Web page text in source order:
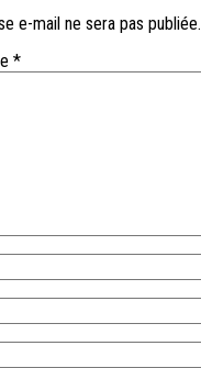
e-mail ne sera pas publiée.
*